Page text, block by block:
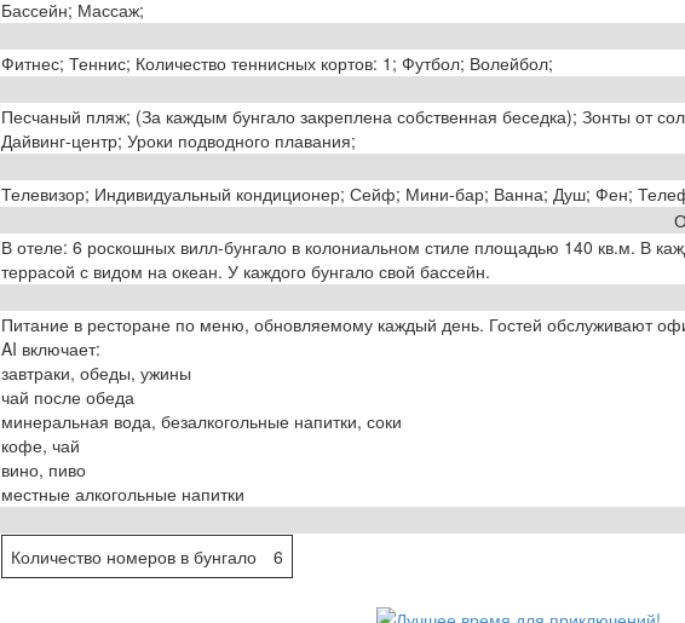
Бассейн; Массаж;
Фитнес; Теннис; Количество теннисных кортов: 1; Футбол; Волейбол;
Песчаный пляж; (За каждым бунгало закреплена собственная беседка); Зонты от
Дайвинг-центр; Уроки подводного плавания;
Телевизор; Индивидуальный кондиционер; Сейф; Мини-бар; Ванна; Душ; Фен;
В отеле: 6 роскошных вилл-бунгало в колониальном стиле площадью 140 кв.м. В
террасой с видом на океан. У каждого бунгало свой бассейн.
Питание в ресторане по меню, обновляемому каждый день. Гостей обслуживают
AI включает:
завтраки, обеды, ужины
чай после обеда
минеральная вода, безалкогольные напитки, соки
кофе, чай
вино, пиво
местные алкогольные напитки
Количество номеров в бунгало 6